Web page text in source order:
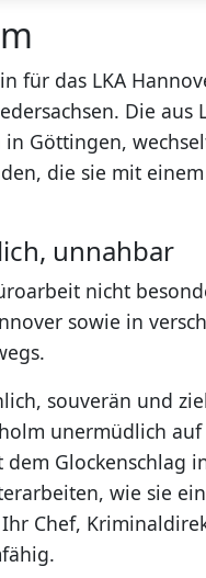
für das LKA
Die aus
Göttingen,
die sie mit
unnahbar
nicht
sowie in
souverän und
unermüdlich auf
Glockenschlag
wie sie
Chef,